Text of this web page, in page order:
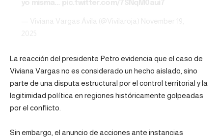
La reacción del presidente Petro evidencia que el caso de
Viviana Vargas no es considerado un hecho aislado, sino
parte de una disputa estructural por el control territorial y la
legitimidad política en regiones históricamente golpeadas
por el conflicto.
Sin embargo, el anuncio de acciones ante instancias